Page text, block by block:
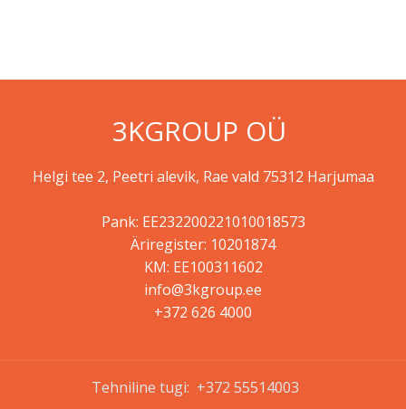
3KGROUP OÜ
Helgi tee 2, Peetri alevik, Rae vald 75312 Harjumaa
Pank: EE232200221010018573
Äriregister: 10201874
KM: EE100311602
info@3kgroup.ee
+372 626 4000
Tehniline tugi: +372 55514003